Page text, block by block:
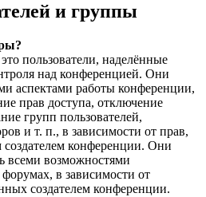
и группы
пользователи, наделённые
над конференцией. Они
аспектами работы конференции,
прав доступа, отключение
групп пользователей,
и т. п., в зависимости от прав,
конференции. Они
всеми возможностями
в зависимости от
создателем конференции.